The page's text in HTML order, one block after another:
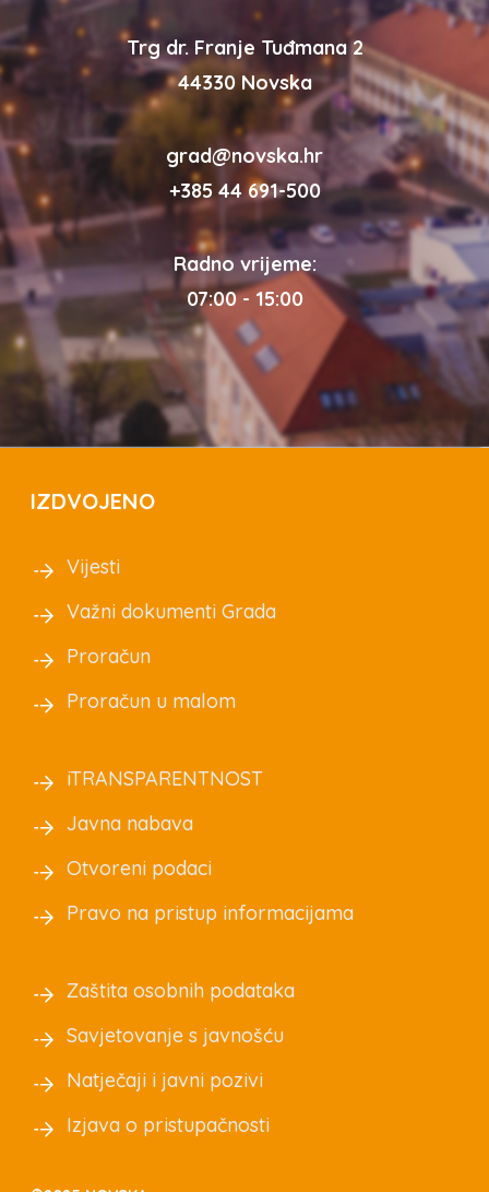
Trg dr. Franje Tuđmana 2
44330 Novska
grad@novska.hr
+385 44 691-500
Radno vrijeme:
07:00 - 15:00
IZDVOJENO
Vijesti
Važni dokumenti Grada
Proračun
Proračun u malom
iTRANSPARENTNOST
Javna nabava
Otvoreni podaci
Pravo na pristup informacijama
Zaštita osobnih podataka
Savjetovanje s javnošću
Natječaji i javni pozivi
Izjava o pristupačnosti